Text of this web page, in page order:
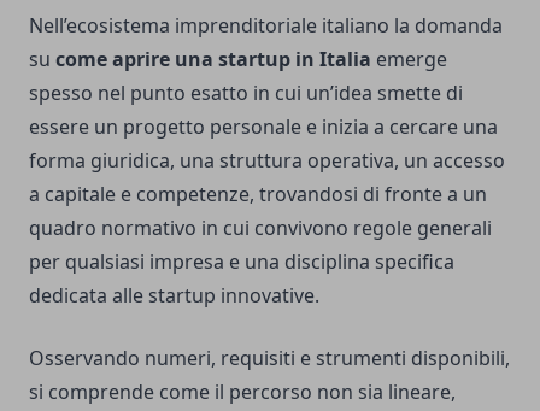
Nell’ecosistema imprenditoriale italiano la domanda
su come aprire una startup in Italia emerge
spesso nel punto esatto in cui un’idea smette di
essere un progetto personale e inizia a cercare una
forma giuridica, una struttura operativa, un accesso
a capitale e competenze, trovandosi di fronte a un
quadro normativo in cui convivono regole generali
per qualsiasi impresa e una disciplina specifica
dedicata alle startup innovative.
Osservando numeri, requisiti e strumenti disponibili,
si comprende come il percorso non sia lineare,